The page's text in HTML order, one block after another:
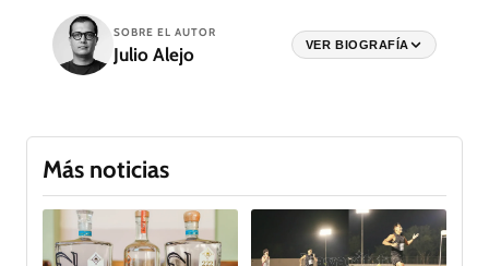
SOBRE EL AUTOR
Julio Alejo VER BIOGRAFÍA
Más noticias